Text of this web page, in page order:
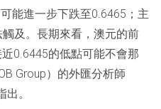
能進一步下跌至0.6465；主
及。長期來看，澳元的前
0.6445的低點可能不會那
Group）的外匯分析師
。